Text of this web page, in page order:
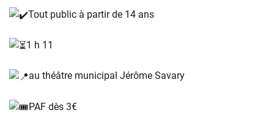
Tout public à partir de 14 ans
1 h 11
au théâtre municipal Jérôme Savary
PAF dès 3€